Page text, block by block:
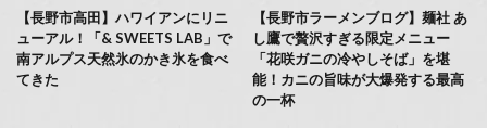
【長野市高田】ハワイアンにリニ
ューアル！「& SWEETS LAB」で
南アルプス天然氷のかき氷を食べ
てきた
【長野市ラーメンブログ】麺社 あ
し鷹で贅沢すぎる限定メニュー
「花咲ガニの冷やしそば」を堪
能！カニの旨味が大爆発する最高
の一杯